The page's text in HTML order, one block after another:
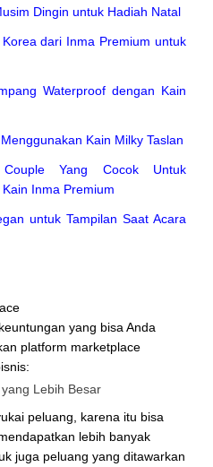
Dingin untuk Hadiah Natal
dari Inma Premium untuk
Waterproof dengan Kain
Kain Milky Taslan
Yang Cocok Untuk
Inma Premium
untuk Tampilan Saat Acara
yang bisa Anda
platform marketplace
Lebih Besar
peluang, karena itu bisa
lebih banyak
juga peluang yang ditawarkan